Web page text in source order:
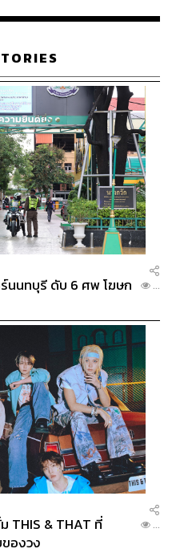
นนทบุรี ดับ 6 ศพ โฆษก
...
THIS & THAT ที่
องวง
...